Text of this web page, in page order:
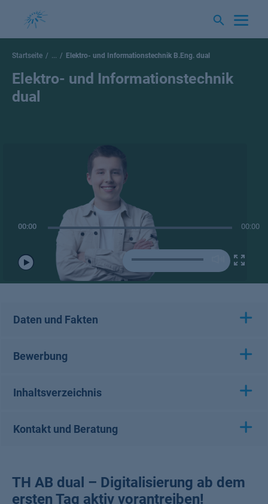
Startseite ... Elektro- und Informationstechnik B.Eng. dual
Elektro- und Informationstechnik
dual
/
00:00 00:00
Daten und Fakten
Bewerbung
Inhaltsverzeichnis
Kontakt und Beratung
TH AB dual – Digitalisierung ab dem
ersten Tag aktiv vorantreiben!